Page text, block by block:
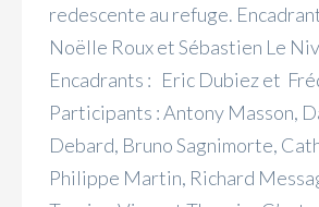
redescente au refuge.
Noëlle Roux et Sébastien Le
Encadrants : Eric Dubiez et
Participants : Antony Masson,
Debard, Bruno Sagnimorte,
Philippe Martin, Richard